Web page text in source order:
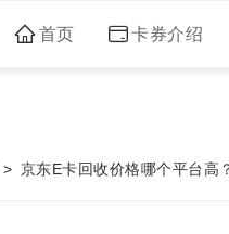
首页 卡券介绍
> 京东E卡回收价格哪个平台高